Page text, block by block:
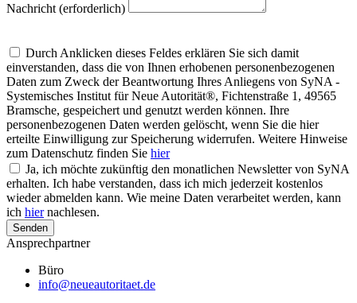
Nachricht (erforderlich)
Durch Anklicken dieses Feldes erklären Sie sich damit
einverstanden, dass die von Ihnen erhobenen personenbezogenen
Daten zum Zweck der Beantwortung Ihres Anliegens von SyNA -
Systemisches Institut für Neue Autorität®, Fichtenstraße 1, 49565
Bramsche, gespeichert und genutzt werden können. Ihre
personenbezogenen Daten werden gelöscht, wenn Sie die hier
erteilte Einwilligung zur Speicherung widerrufen. Weitere Hinweise
zum Datenschutz finden Sie hier
Ja, ich möchte zukünftig den monatlichen Newsletter von SyNA
erhalten. Ich habe verstanden, dass ich mich jederzeit kostenlos
wieder abmelden kann. Wie meine Daten verarbeitet werden, kann
ich hiernachlesen.
Senden
Ansprechpartner
Büro
info@neueautoritaet.de